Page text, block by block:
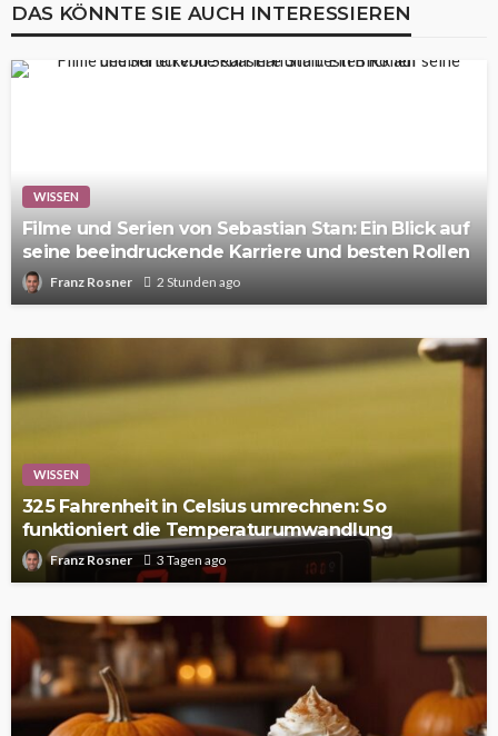
DAS KÖNNTE SIE AUCH INTERESSIEREN
WISSEN
Filme und Serien von Sebastian Stan: Ein Blick auf
seine beeindruckende Karriere und besten Rollen
Franz Rosner 2 Stunden ago
WISSEN
325 Fahrenheit in Celsius umrechnen: So
funktioniert die Temperaturumwandlung
Franz Rosner 3 Tagen ago